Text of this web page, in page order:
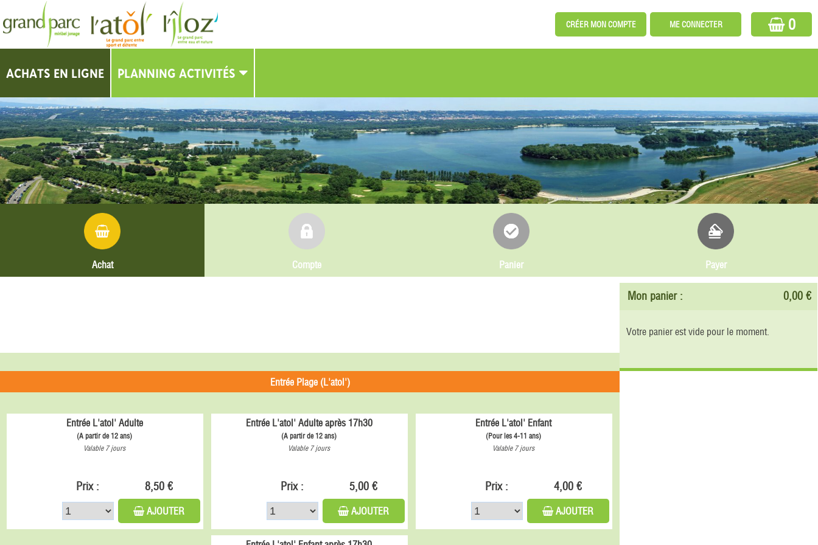
0
ACHATS EN LIGNE PLANNING ACTIVITÉS
PLANNING
Achat Compte Panier Payer
Entrée Plage (L'atol')
Entrée L'atol' Adulte
(A partir de 12 ans)
Valable 7 jours
Prix : 8,50 €
AJOUTER
Entrée L'atol' Adulte après 17h30
(A partir de 12 ans)
Valable 7 jours
Prix : 5,00 €
AJOUTER
Entrée L'atol' Enfant
(Pour les 4-11 ans)
Valable 7 jours
Prix : 4,00 €
AJOUTER
Mon panier : 0,00 €
Votre panier est vide pour le moment.